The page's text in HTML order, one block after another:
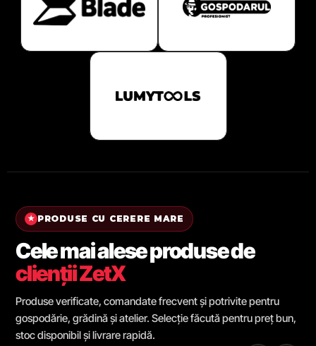
★ PRODUSE CU CERERE MARE
Cele mai alese produse de
clienții ZetX
Produse verificate, comandate frecvent și potrivite pentru
gospodărie, grădină și atelier. Selecție făcută pentru preț bun,
stoc disponibil și livrare rapidă.